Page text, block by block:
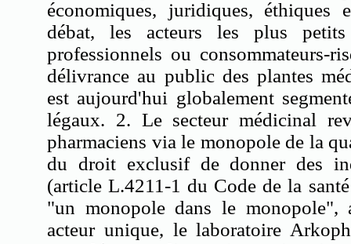
économiques, juridiques, éthiques
débat, les acteurs les plus
professionnels ou consommateurs-
délivrance au public des plantes
est aujourd'hui globalement
légaux. 2. Le secteur médicinal
pharmaciens via le monopole de la
du droit exclusif de donner des
(article L.4211-1 du Code de la
"un monopole dans le monopole",
acteur unique, le laboratoire